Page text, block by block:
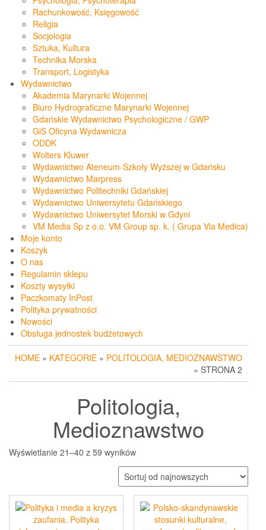
Rachunkowość, Księgowość
Religia
Socjologia
Sztuka, Kultura
Technika Morska
Transport, Logistyka
Wydawnictwo
Akademia Marynarki Wojennej
Biuro Hydrograficzne Marynarki Wojennej
Gdańskie Wydawnictwo Psychologiczne / GWP
GiS Oficyna Wydawnicza
ODDK
Wolters Kluwer
Wydawnictwo Ateneum-Szkoły Wyższej w Gdańsku
Wydawnictwo Marpress
Wydawnictwo Politechniki Gdańskiej
Wydawnictwo Uniwersytetu Gdańskiego
Wydawnictwo Uniwersytet Morski w Gdyni
VM Media Sp z o.o. VM Group sp. k. ( Grupa Via Medica)
Moje konto
Koszyk
O nas
Regulamin sklepu
Koszty wysyłki
Paczkomaty InPost
Polityka prywatności
Nowości
Obsługa jednostek budżetowych
HOME » KATEGORIE » POLITOLOGIA, MEDIOZNAWSTWO
» STRONA 2
Politologia,
Medioznawstwo
Wyświetlanie 21–40 z 59 wynikówPosortowane
według
najnowszych